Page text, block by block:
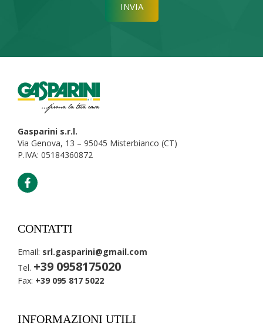
Si prega di lasciare vuoto
Gasparini s.r.l.
Via Genova, 13 – 95045 Misterbianco (CT)
P.IVA: 05184360872
CONTATTI
Email: srl.gasparini@gmail.com
Tel. +39 0958175020
Fax: +39 095 817 5022
INFORMAZIONI UTILI